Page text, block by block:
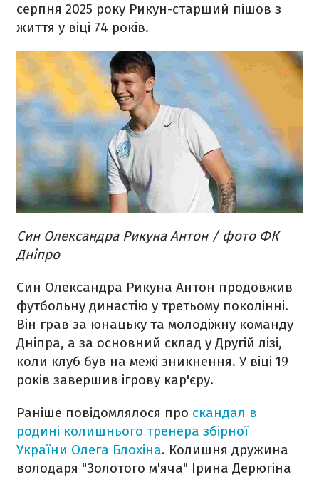
серпня 2025 року Рикун-старший пішов з
життя у віці 74 років.
Син Олександра Рикуна Антон / фото ФК
Дніпро
Син Олександра Рикуна Антон продовжив
футбольну династію у третьому поколінні.
Він грав за юнацьку та молодіжну команду
Дніпра, а за основний склад у Другій лізі,
коли клуб був на межі зникнення. У віці 19
років завершив ігрову кар'єру.
Раніше повідомлялося про скандал в
родині колишнього тренера збірної
України Олега Блохіна. Колишня дружина
володаря "Золотого м'яча" Ірина Дерюгіна